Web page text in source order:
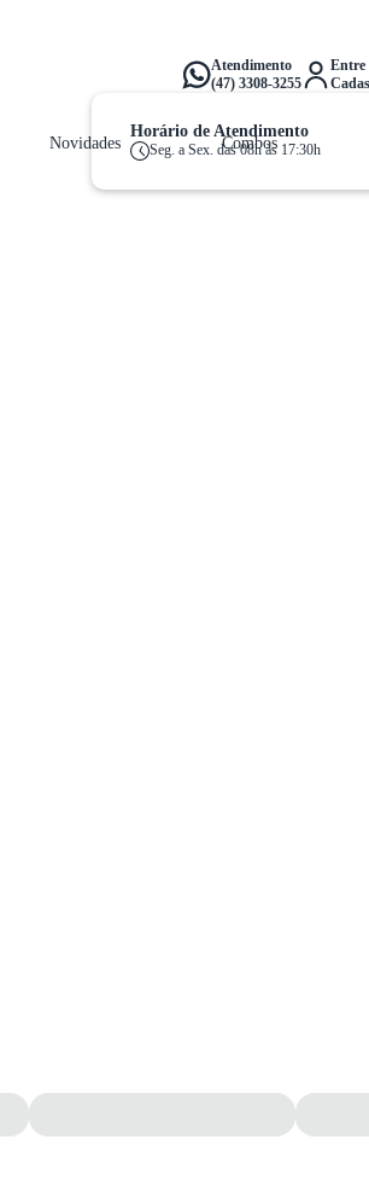
Falta apenas R$ 159,00 para
Atendimento
(47) 3308-3255
Horário de Atendimento
Seg. a Sex. das 08h às 17:30h
Entre
Novidades Combos